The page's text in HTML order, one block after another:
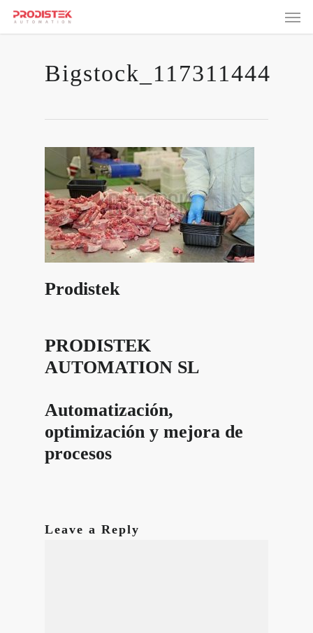
Menu
Bigstock_117311444
Prodistek
PRODISTEK
AUTOMATION SL
Automatización,
optimización y mejora de
procesos
Leave a Reply